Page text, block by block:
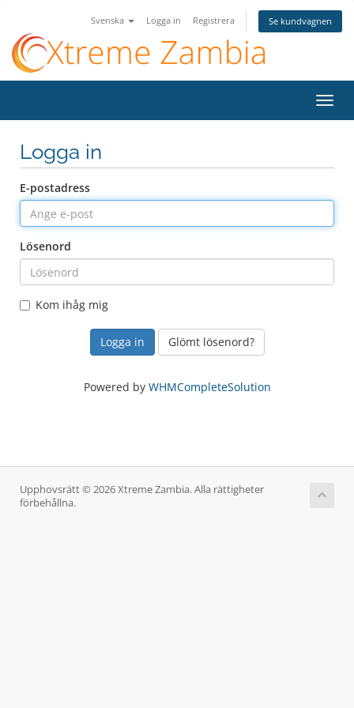
Svenska Logga in Registrera Se kundvagnen
Växla
Logga in
E-postadress
Lösenord
Kom ihåg mig
Glömt lösenord?
Powered by WHMCompleteSolution
Upphovsrätt © 2026 Xtreme Zambia. Alla rättigheter
förbehållna.